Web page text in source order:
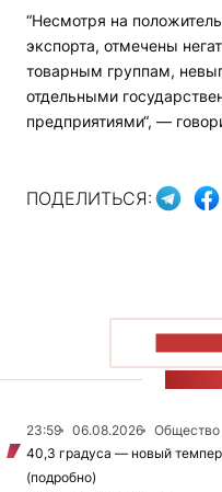
“Несмотря на
экспорта, отмечены
товарным группам,
отдельными
предприятиями“, —
ПОДЕЛИТЬСЯ:
23:59 06.08.2026
Общество
40,3 градуса — новый
(подробно)